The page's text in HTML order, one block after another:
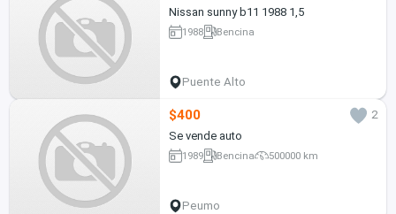
Nissan sunny b11 1988 1,5
1988 Bencina
Puente Alto
$400
2
Se vende auto
1989 Bencina 500000 km
Peumo